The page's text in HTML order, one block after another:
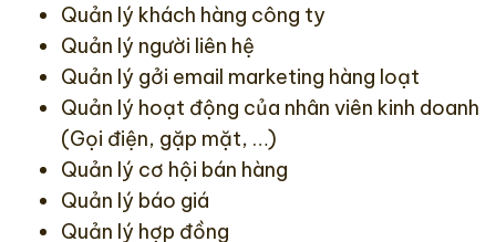
Quản lý khách hàng công ty
Quản lý người liên hệ
Quản lý gởi email marketing hàng loạt
Quản lý hoạt động của nhân viên kinh doanh
(Gọi điện, gặp mặt, …)
Quản lý cơ hội bán hàng
Quản lý báo giá
Quản lý hợp đồng